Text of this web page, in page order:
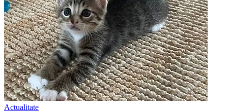
Actualitate